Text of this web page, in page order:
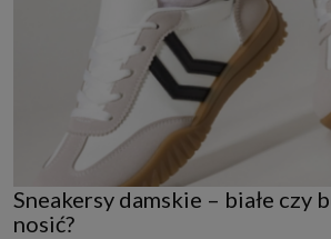
Sneakersy damskie – białe czy
nosić?